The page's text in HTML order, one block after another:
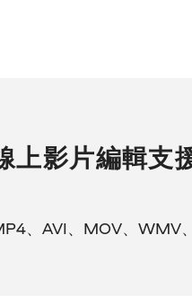
上影片編輯支
、AVI、MOV、WMV